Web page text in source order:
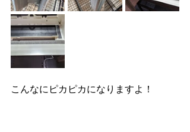
こんなにピカピカになりますよ！